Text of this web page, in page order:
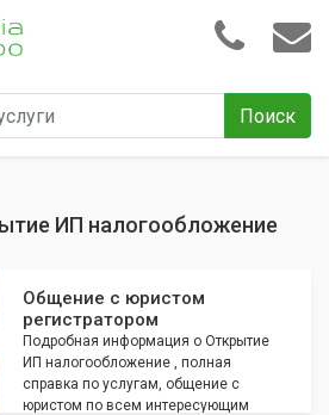
Поиск
ИП налогообложение
Общение с юристом
регистратором
Подробная информация о Открытие
ИП налогообложение , полная
справка по услугам, общение с
юристом по всем интересующим